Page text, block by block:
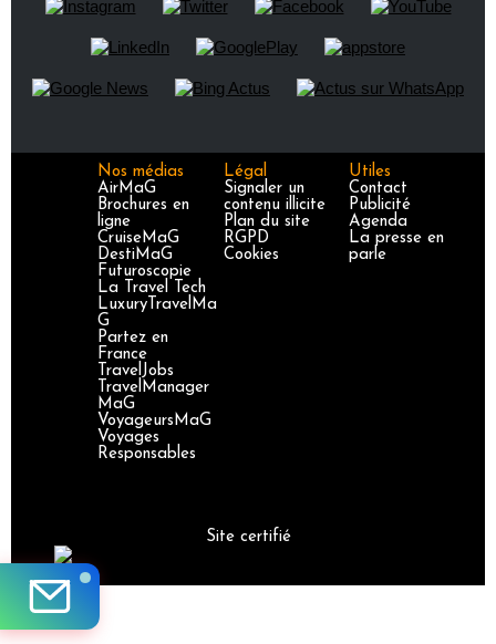
Nos médias
AirMaG
Brochures en
ligne
CruiseMaG
DestiMaG
Futuroscopie
La Travel Tech
LuxuryTravelMa
G
Partez en
France
TravelJobs
TravelManager
MaG
VoyageursMaG
Voyages
Responsables
Légal
Signaler un
contenu illicite
Plan du site
RGPD
Cookies
Utiles
Contact
Publicité
Agenda
La presse en
parle
Site certifié